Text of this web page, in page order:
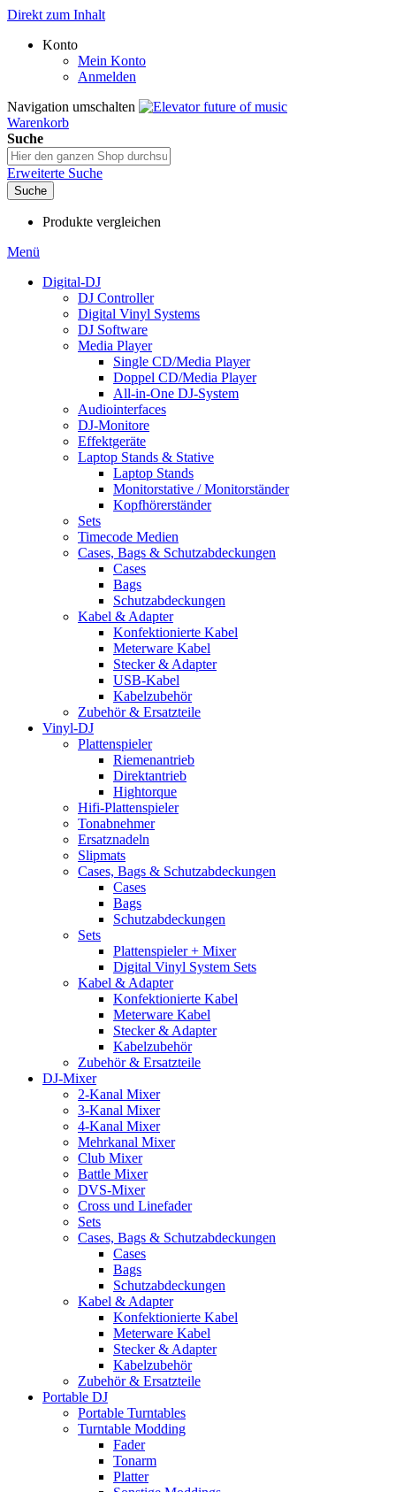
Direkt zum Inhalt
Konto
Mein Konto
Anmelden
Navigation umschalten
Warenkorb
Suche
Erweiterte Suche
Suche
Produkte vergleichen
Menü
Digital-DJ
DJ Controller
Digital Vinyl Systems
DJ Software
Media Player
Single CD/Media Player
Doppel CD/Media Player
All-in-One DJ-System
Audiointerfaces
DJ-Monitore
Effektgeräte
Laptop Stands & Stative
Laptop Stands
Monitorstative / Monitorständer
Kopfhörerständer
Sets
Timecode Medien
Cases, Bags & Schutzabdeckungen
Cases
Bags
Schutzabdeckungen
Kabel & Adapter
Konfektionierte Kabel
Meterware Kabel
Stecker & Adapter
USB-Kabel
Kabelzubehör
Zubehör & Ersatzteile
Vinyl-DJ
Plattenspieler
Riemenantrieb
Direktantrieb
Hightorque
Hifi-Plattenspieler
Tonabnehmer
Ersatznadeln
Slipmats
Cases, Bags & Schutzabdeckungen
Cases
Bags
Schutzabdeckungen
Sets
Plattenspieler + Mixer
Digital Vinyl System Sets
Kabel & Adapter
Konfektionierte Kabel
Meterware Kabel
Stecker & Adapter
Kabelzubehör
Zubehör & Ersatzteile
DJ-Mixer
2-Kanal Mixer
3-Kanal Mixer
4-Kanal Mixer
Mehrkanal Mixer
Club Mixer
Battle Mixer
DVS-Mixer
Cross und Linefader
Sets
Cases, Bags & Schutzabdeckungen
Cases
Bags
Schutzabdeckungen
Kabel & Adapter
Konfektionierte Kabel
Meterware Kabel
Stecker & Adapter
Kabelzubehör
Zubehör & Ersatzteile
Portable DJ
Portable Turntables
Turntable Modding
Fader
Tonarm
Platter